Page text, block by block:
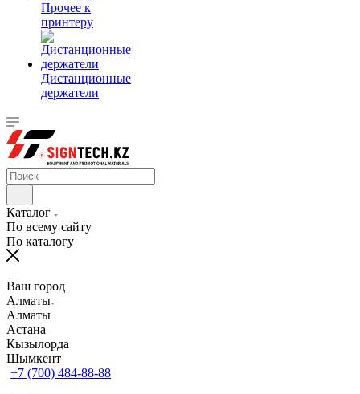
Прочее к
принтеру
Дистанционные
держатели
Каталог
По всему сайту
По каталогу
Ваш город
Алматы
Алматы
Астана
Кызылорда
Шымкент
+7 (700) 484-88-88